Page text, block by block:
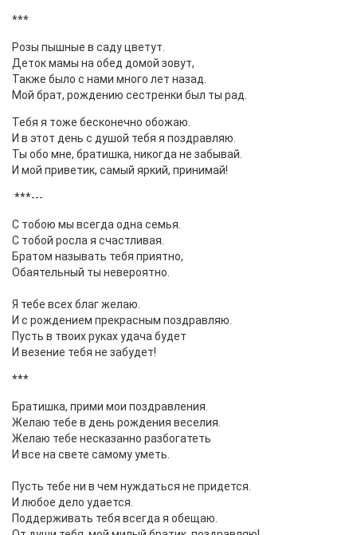
***
Розы пышные в саду цветут.
Деток мамы на обед домой зовут,
Также было с нами много лет назад.
Мой брат, рождению сестренки был ты рад.
Тебя я тоже бесконечно обожаю.
И в этот день с душой тебя я поздравляю.
Ты обо мне, братишка, никогда не забывай.
И мой приветик, самый яркий, принимай!
***---
С тобою мы всегда одна семья.
С тобой росла я счастливая.
Братом называть тебя приятно,
Обаятельный ты невероятно.
Я тебе всех благ желаю.
И с рождением прекрасным поздравляю.
Пусть в твоих руках удача будет
И везение тебя не забудет!
***
Братишка, прими мои поздравления.
Желаю тебе в день рождения веселия.
Желаю тебе несказанно разбогатеть
И все на свете самому уметь.
Пусть тебе ни в чем нуждаться не придется.
И любое дело удается.
Поддерживать тебя всегда я обещаю.